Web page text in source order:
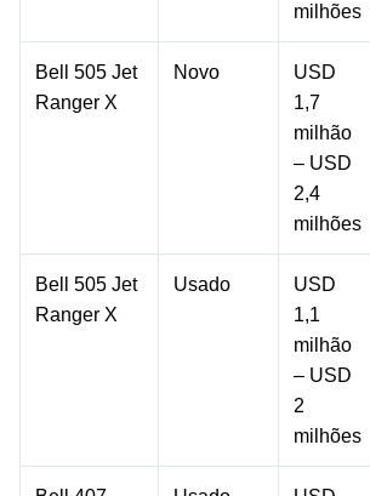
milhões
Bell 505 Jet
Ranger X
Novo
USD
1,7
milhão
– USD
2,4
milhões
Bell 505 Jet
Ranger X
Usado
USD
1,1
milhão
– USD
2
milhões